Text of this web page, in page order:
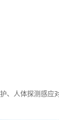
、人体探测感应